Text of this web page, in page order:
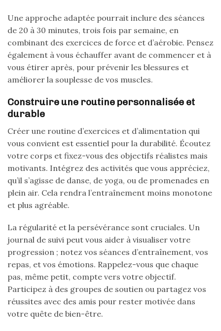
Une approche adaptée pourrait inclure des séances
de 20 à 30 minutes, trois fois par semaine, en
combinant des exercices de force et d’aérobie. Pensez
également à vous échauffer avant de commencer et à
vous étirer après, pour prévenir les blessures et
améliorer la souplesse de vos muscles.
Construire une routine personnalisée et
durable
Créer une routine d’exercices et d’alimentation qui
vous convient est essentiel pour la durabilité. Écoutez
votre corps et fixez-vous des objectifs réalistes mais
motivants. Intégrez des activités que vous appréciez,
qu’il s’agisse de danse, de yoga, ou de promenades en
plein air. Cela rendra l’entraînement moins monotone
et plus agréable.
La régularité et la persévérance sont cruciales. Un
journal de suivi peut vous aider à visualiser votre
progression ; notez vos séances d’entraînement, vos
repas, et vos émotions. Rappelez-vous que chaque
pas, même petit, compte vers votre objectif.
Participez à des groupes de soutien ou partagez vos
réussites avec des amis pour rester motivée dans
votre quête de bien-être.